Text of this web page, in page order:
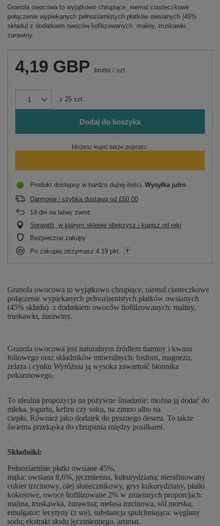
Granola owocowa to wyjątkowo chrupiące, niemal ciasteczkowe
połączenie wypiekanych pełnoziarnistych płatków owsianych (45%
składu) z dodatkiem owoców liofilizowanych: maliny, truskawki,
żurawiny.
4,19 GBP brutto / szt.
z 25 szt.
Dodaj do koszyka
Możesz kupić także poprzez:
Produkt dostępny w bardzo dużej ilości Wysyłka jutro
Darmowa i szybka dostawa od £50.00
14 dni na łatwy zwrot
Sprawdź, w którym sklepie obejrzysz i kupisz od ręki
Bezpieczne zakupy
Po zakupie otrzymasz 4.19 pkt.
Granola owocowa to wyjątkowo chrupiące, niemal ciasteczkowe
połączenie wypiekanych pełnoziarnistych płatków owsianych
(45% składu) z dodatkiem owoców liofilizowanych: maliny,
truskawki, żurawiny.
Granola owocowa jest naturalnym źródłem tiaminy i kwasu
foliowego oraz składników mineralnych: fosforu, magnezu,
żelaza i cynku Wyróżnia ją wysoka zawartość błonnika
pokarmowego.
To idealna propozycja na pożywne śniadanie; można ją dodać do
mleka, jogurtu, kefiru czy soku, na zimno albo na
ciepło. Również jako dodatek do pysznego deseru. To także
świetna przekąska do chrupania między posiłkami.
Składniki:
Pełnoziarniste płatki owsiane 45%,
mąka: owsiana 8,6%, jęczmienna, kukurydziana; nierafinowany
cukier trzcinowy, olej słonecznikowy, grys kukurydziany, płatki
kokosowe, owoce liofilizowane 2% w zmiennych proporcjach:
malina, truskawka, żurawina; melasa trzcinowa, sól morska,
emulgator: lecytyny (z soi), substancja spulchniająca: węglany
sodu; ekstrakt słodu jęczmiennego, aromat.